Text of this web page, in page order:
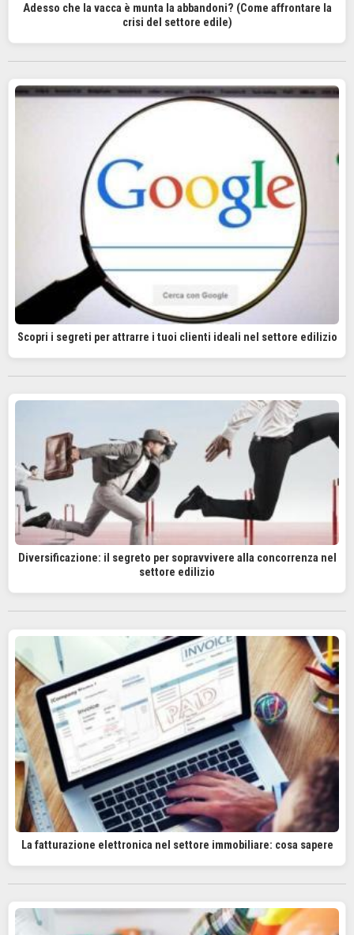
Adesso che la vacca è munta la abbandoni? (Come affrontare la
crisi del settore edile)
Scopri i segreti per attrarre i tuoi clienti ideali nel settore edilizio
Diversificazione: il segreto per sopravvivere alla concorrenza nel
settore edilizio
La fatturazione elettronica nel settore immobiliare: cosa sapere